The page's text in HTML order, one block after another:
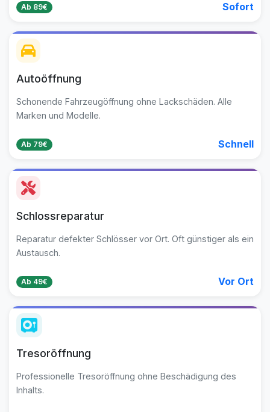
Ab 89€ Sofort
Autoöffnung
Schonende Fahrzeugöffnung ohne Lackschäden. Alle
Marken und Modelle.
Ab 79€ Schnell
Schlossreparatur
Reparatur defekter Schlösser vor Ort. Oft günstiger als ein
Austausch.
Ab 49€ Vor Ort
Tresoröffnung
Professionelle Tresoröffnung ohne Beschädigung des
Inhalts.